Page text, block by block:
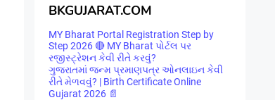
BKGUJARAT.COM
MY Bharat Portal Registration Step by
Step 2026 🔴 MY Bharat પોર્ટલ પર
રજીસ્ટ્રેશન કેવી રીતે કરવું?
ગુજરાતમાં જન્મ પ્રમાણપત્ર ઓનલાઇન કેવી
રીતે મેળવવું? | Birth Certificate Online
Gujarat 2026 📄